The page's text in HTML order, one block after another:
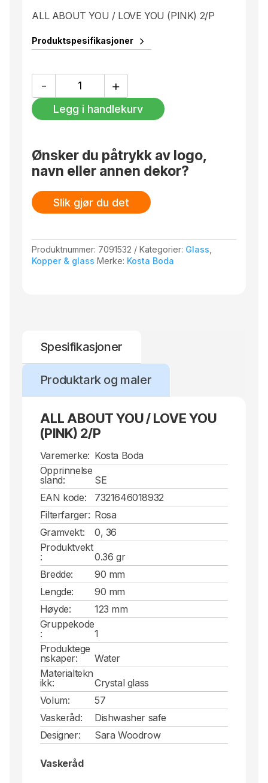
ALL ABOUT YOU / LOVE YOU (PINK) 2/P
Produktspesifikasjoner
-
ABOUT
YOU
/
(PINK)
2/P
antall
+
Legg i handlekurv
Ønsker du påtrykk av logo,
navn eller annen dekor?
Slik gjør du det
Produktnummer: 7091532 Kategorier: Glass
Kopper & glass Merke: Kosta Boda
Spesifikasjoner
Produktark og maler
ALL ABOUT YOU / LOVE YOU
(PINK) 2/P
Varemerke: Kosta Boda
Opprinnelse
sland:
SE
EAN kode:
7321646018932
Filterfarger: Rosa
Gramvekt:
0, 36
Produktvekt
:
0.36 gr
Bredde:
90 mm
Lengde:
90 mm
Høyde:
123 mm
Gruppekode
:
1
Produktege
nskaper:
Water
Materialtekn
ikk:
Crystal glass
Volum:
57
Vaskeråd:
Dishwasher safe
Designer:
Sara Woodrow
Vaskeråd